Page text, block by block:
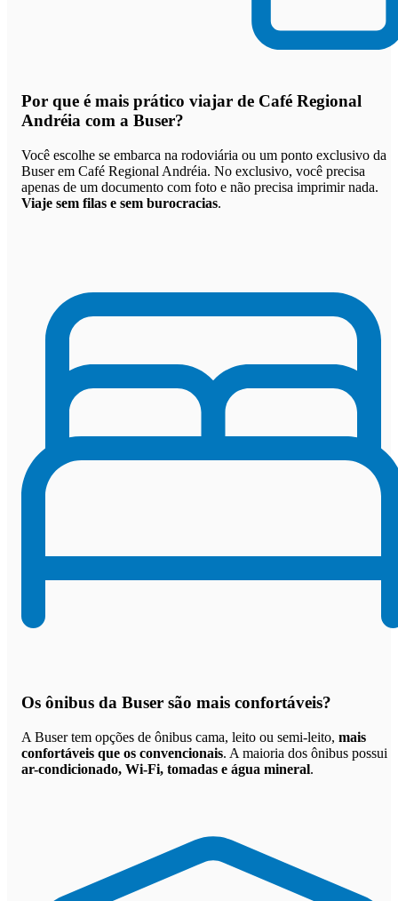
Por que é mais prático viajar de Café Regional
Andréia com a Buser?
Você escolhe se embarca na rodoviária ou um ponto exclusivo da
Buser em Café Regional Andréia. No exclusivo, você precisa
apenas de um documento com foto e não precisa imprimir nada.
Viaje sem filas e sem burocracias.
Os ônibus da Buser são mais confortáveis?
A Buser tem opções de ônibus cama, leito ou semi-leito, mais
confortáveis que os convencionais. A maioria dos ônibus possui
ar-condicionado, Wi-Fi, tomadas e água mineral.